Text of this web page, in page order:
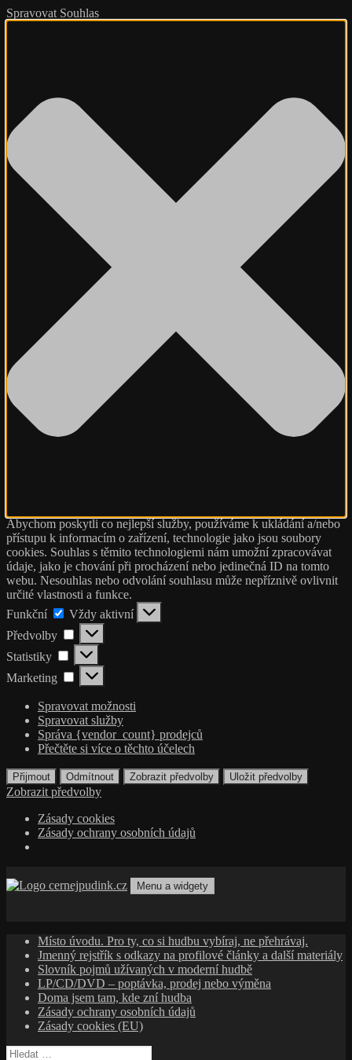
Spravovat Souhlas
Abychom poskytli co nejlepší služby, používáme k ukládání a/nebo
přístupu k informacím o zařízení, technologie jako jsou soubory
cookies. Souhlas s těmito technologiemi nám umožní zpracovávat
údaje, jako je chování při procházení nebo jedinečná ID na tomto
webu. Nesouhlas nebo odvolání souhlasu může nepříznivě ovlivnit
určité vlastnosti a funkce.
Funkční
Funkční
Vždy aktivní
Předvolby
Předvolby
Statistiky Statistiky
Marketing Marketing
Spravovat možnosti
Spravovat služby
Správa {vendor_count} prodejců
Přečtěte si více o těchto účelech
Přijmout Odmítnout Zobrazit předvolby Uložit předvolby
Zobrazit předvolby
Zásady cookies
Zásady ochrany osobních údajů
k
Menu a widgety
Místo úvodu. Pro ty, co si hudbu vybíraj, ne přehrávaj.
Jmenný rejstřík s odkazy na profilové články a další materiály
Slovník pojmů užívaných v moderní hudbě
LP/CD/DVD – poptávka, prodej nebo výměna
Doma jsem tam, kde zní hudba
Zásady ochrany osobních údajů
Zásady cookies (EU)
Vyhledávání